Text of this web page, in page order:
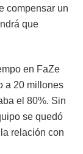
compensar un
que
en FaZe
a 20 millones
el 80%. Sin
se quedó
relación con